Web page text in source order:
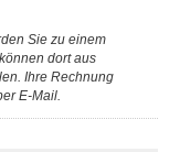
Sie zu einem
dort aus
Ihre Rechnung
E-Mail.